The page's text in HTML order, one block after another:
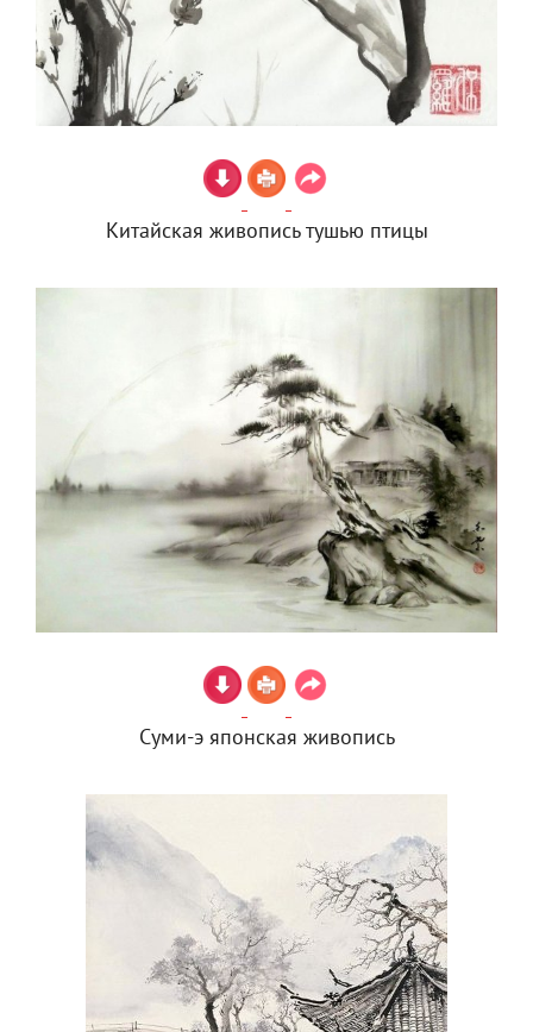
Китайская живопись тушью птицы
Суми-э японская живопись